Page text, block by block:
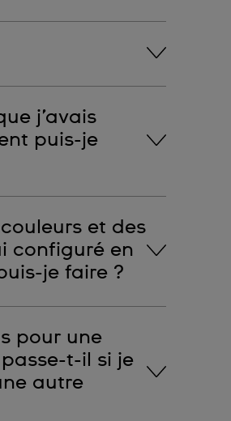
j’avais
puis-je
être utilisé pour créer
cas d’activation de la
et des
configuré en
je faire ?
vous avez reçue.
de personnalisation
(par exemple des
concernant les
pour une
t-il si je
autre